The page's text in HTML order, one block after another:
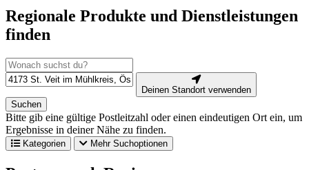
Regionale Produkte und Dienstleistungen
finden
Deinen Standort verwenden
Suchen
Bitte gib eine gültige Postleitzahl oder einen eindeutigen Ort ein, um
Ergebnisse in deiner Nähe zu finden.
Kategorien Mehr Suchoptionen